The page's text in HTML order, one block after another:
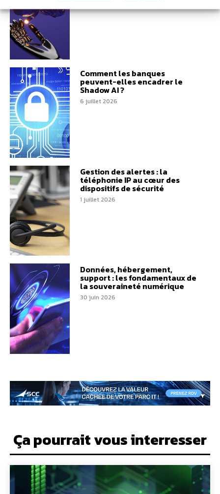
Comment les banques
peuvent-elles encadrer le
Shadow AI ?
6 juillet 2026
Gestion des alertes : la
téléphonie IP au cœur des
dispositifs de sécurité
1 juillet 2026
Données, hébergement,
support : les fondamentaux de
la souveraineté numérique
30 juin 2026
Ça pourrait vous interresser